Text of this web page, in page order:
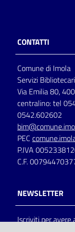
lettura
Seguici
su
Catalogo
CONTATTI
Comune di Imola
Servizi
Via Emilia 80,
centralino: tel
0542.602602
PEC
P.IVA
C.F.
NEWSLETTER
Iscriviti per avere